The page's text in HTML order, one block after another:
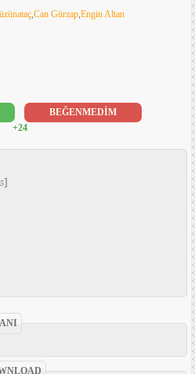
,Can Gürzap,Engin Altan
BEĞENMEDİM
+24
]